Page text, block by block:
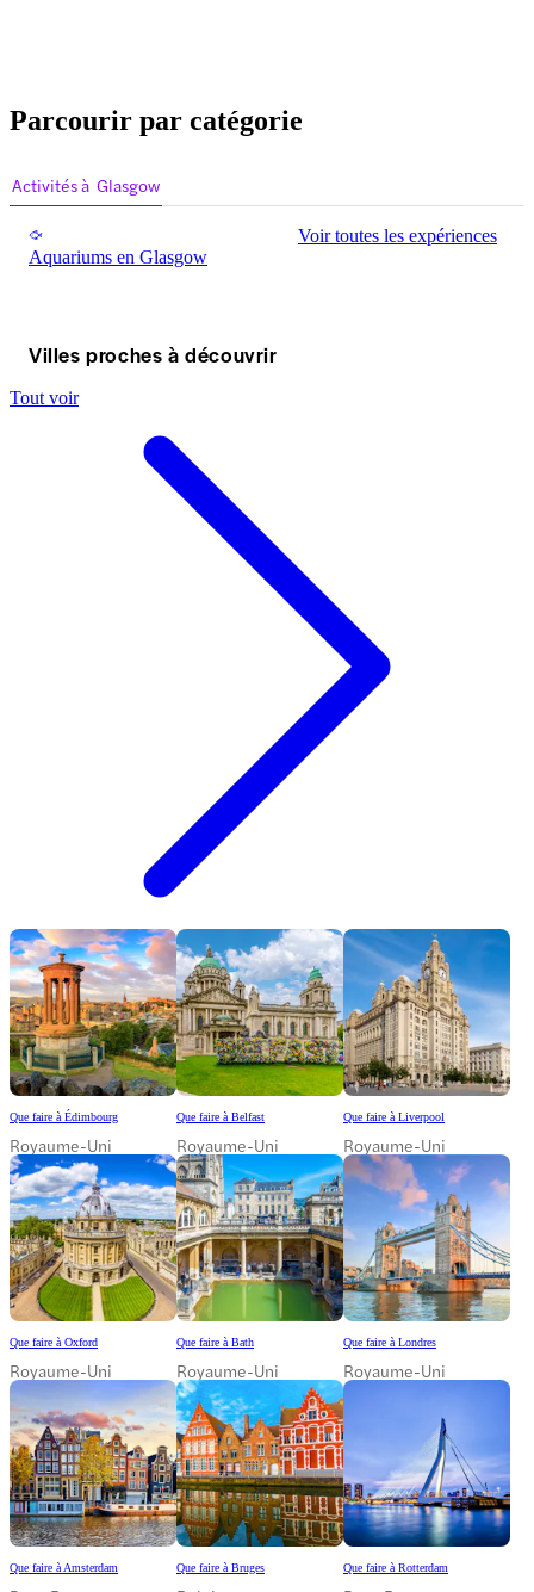
Parcourir par catégorie
Activités à Glasgow
Aquariums en Glasgow
Voir toutes les expériences
Villes proches à découvrir
Tout voir
Que faire à Édimbourg
Royaume-Uni
Que faire à Belfast
Royaume-Uni
Que faire à Liverpool
Royaume-Uni
Que faire à Oxford
Royaume-Uni
Que faire à Bath
Royaume-Uni
Que faire à Londres
Royaume-Uni
Que faire à Amsterdam Que faire à Bruges Que faire à Rotterdam